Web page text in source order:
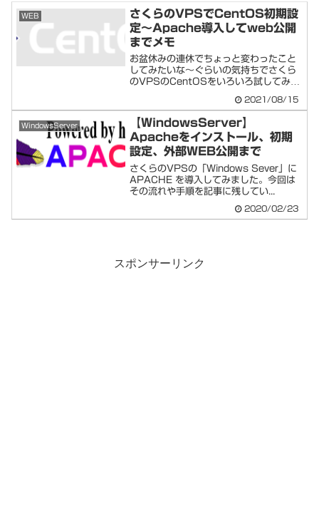
WEB
さくらのVPSでCentOS初期設
定～Apache導入してweb公開
までメモ
お盆休みの連休でちょっと変わったこと
してみたいな～ぐらいの気持ちでさくら
のVPSのCentOSをいろいろ試してみた
2021/08/15
WindowsServer
【WindowsServer】
Apacheをインストール、初期
設定、外部WEB公開まで
さくらのVPSの「Windows Sever」に
APACHE を導入してみました。今回は
その流れや手順を記事に残してい...
2020/02/23
スポンサーリンク